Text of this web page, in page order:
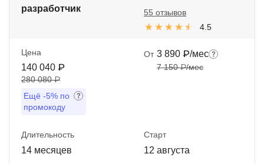
разработчик
4.5
55 отзывов
Цена
140 040 ₽
280 080 ₽
Ещё -5% по
промокоду
От 3 890 ₽/мес
7 150 ₽/мес
Длительность
14 месяцев
Старт
12 августа